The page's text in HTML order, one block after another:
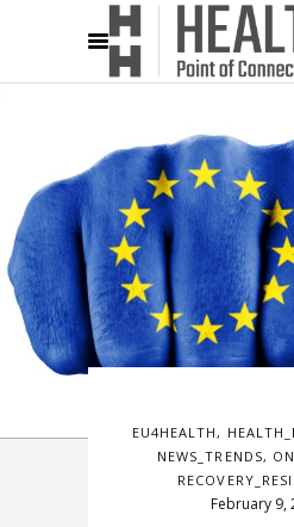
EU4HEALTH,
NEWS_TRENDS,
February 9,